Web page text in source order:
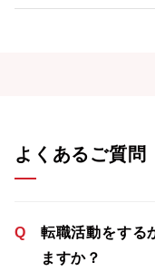
よくあるご質問
Q
転職活動をする
ますか？